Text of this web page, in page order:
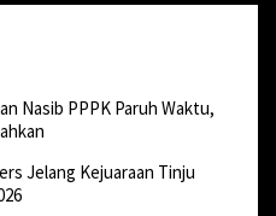
Nasib PPPK Paruh Waktu,
Jelang Kejuaraan Tinju